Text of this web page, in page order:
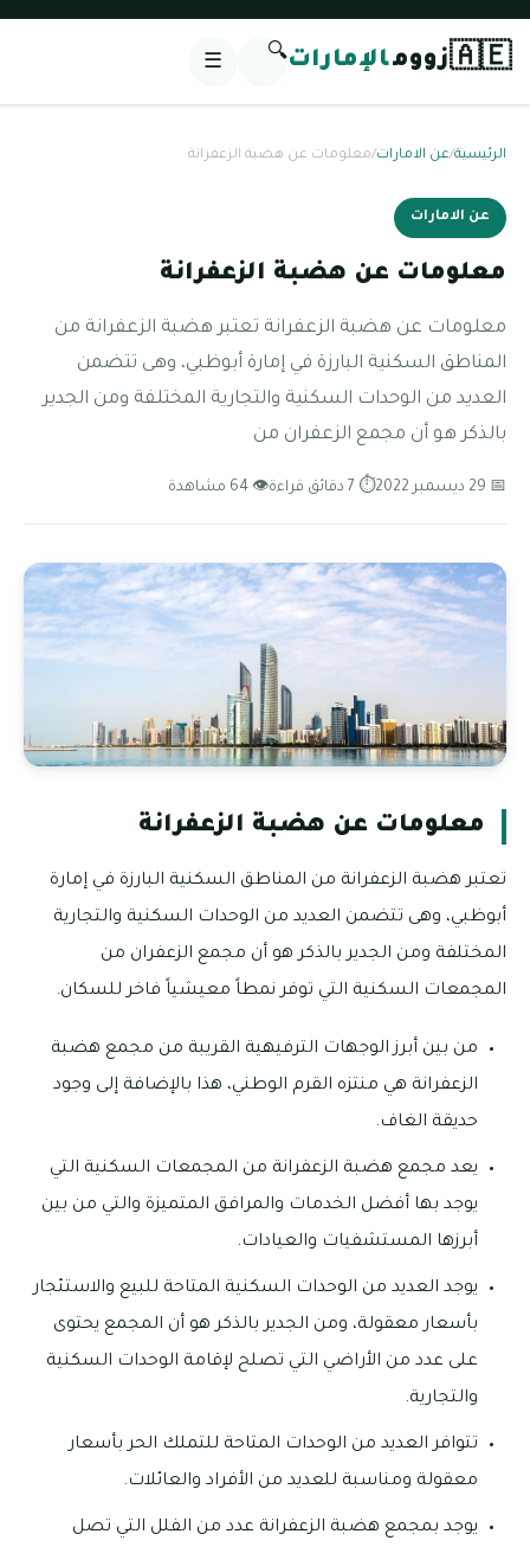
🇦🇪زوومالإمارات🔍
☰
الرئيسية/عن الامارات/معلومات عن هضبة الزعفرانة
عن الامارات
معلومات عن هضبة الزعفرانة
معلومات عن هضبة الزعفرانة تعتبر هضبة الزعفرانة من
المناطق السكنية البارزة في إمارة أبوظبي، وهى تتضمن
العديد من الوحدات السكنية والتجارية المختلفة ومن الجدير
بالذكر هو أن مجمع الزعفران من
📅 29 ديسمبر 2022 ⏱ 7 دقائق قراءة 👁 64 مشاهدة
معلومات عن هضبة الزعفرانة
تعتبر هضبة الزعفرانة من المناطق السكنية البارزة في إمارة
أبوظبي، وهى تتضمن العديد من الوحدات السكنية والتجارية
المختلفة ومن الجدير بالذكر هو أن مجمع الزعفران من
المجمعات السكنية التي توفر نمطاً معيشياً فاخر للسكان.
من بين أبرز الوجهات الترفيهية القريبة من مجمع هضبة
الزعفرانة هي منتزه القرم الوطني، هذا بالإضافة إلى وجود
حديقة الغاف.
يعد مجمع هضبة الزعفرانة من المجمعات السكنية التي
يوجد بها أفضل الخدمات والمرافق المتميزة والتي من بين
أبرزها المستشفيات والعيادات.
يوجد العديد من الوحدات السكنية المتاحة للبيع والاستئجار
بأسعار معقولة، ومن الجدير بالذكر هو أن المجمع يحتوى
على عدد من الأراضي التي تصلح لإقامة الوحدات السكنية
والتجارية.
تتوافر العديد من الوحدات المتاحة للتملك الحر بأسعار
معقولة ومناسبة للعديد من الأفراد والعائلات.
يوجد بمجمع هضبة الزعفرانة عدد من الفلل التي تصل